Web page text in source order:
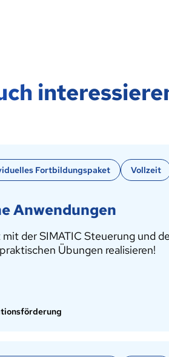
Fortbildungspaket Vollzeit
Anwendungen
der SIMATIC Steuerung und
Übungen realisieren!